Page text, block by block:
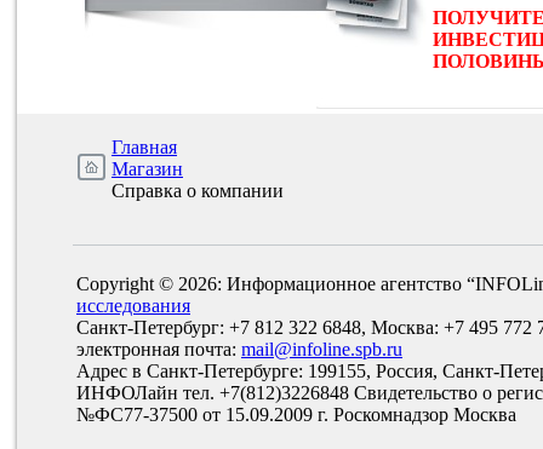
ПОЛОВИНЫ
Главная
Магазин
Справка о компании
Copyright © 2026: Информационное агентство
исследования
Санкт-Петербург: +7 812 322 6848, Москва: +7 495 772
электронная почта: mail@infoline.spb.ru
Адрес в Санкт-Петербурге: 199155, Россия, Санкт-
ИНФОЛайн тел. +7(812)3226848 Свидетельство о
№ФС77-37500 от 15.09.2009 г. Роскомнадзор Москва